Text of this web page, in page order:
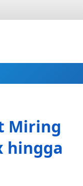
Miring
hingga